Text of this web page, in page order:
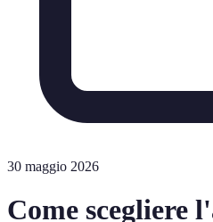
30 maggio 2026
Come scegliere